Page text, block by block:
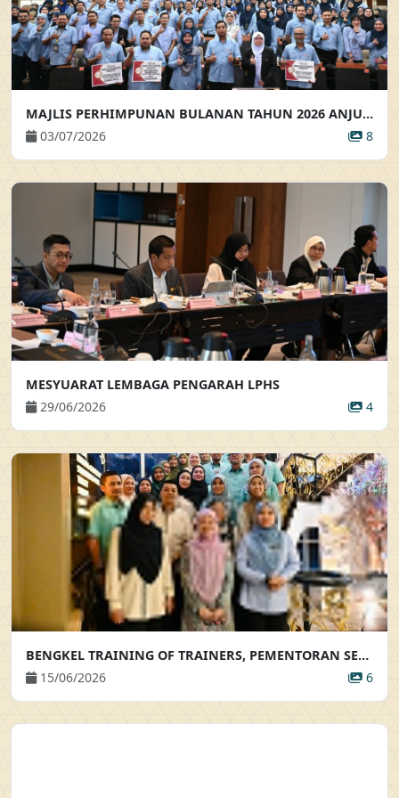
MAJLIS PERHIMPUNAN BULANAN TAHUN 2026 ANJURAN BAHAGIAN KHIDMAT PENGURUSAN
03/07/2026
8
MESYUARAT LEMBAGA PENGARAH LPHS
29/06/2026
4
BENGKEL TRAINING OF TRAINERS, PEMENTORAN SERTA BIMBINGAN AKRAB
15/06/2026
6